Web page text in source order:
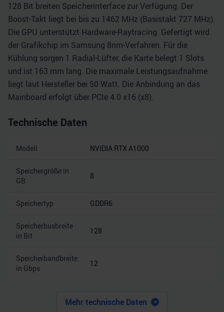
128 Bit breiten Speicherinterface zur Verfügung. Der
Boost-Takt liegt bei bis zu 1462 MHz (Basistakt 727 MHz).
Die GPU unterstützt Hardware-Raytracing. Gefertigt wird
der Grafikchip im Samsung 8nm-Verfahren. Für die
Kühlung sorgen 1 Radial-Lüfter, die Karte belegt 1 Slots
und ist 163 mm lang. Die maximale Leistungsaufnahme
liegt laut Hersteller bei 50 Watt. Die Anbindung an das
Mainboard erfolgt über PCIe 4.0 x16 (x8).
Technische Daten
Modell NVIDIA RTX A1000
Speichergröße in
GB
8
Speichertyp GDDR6
Speicherbusbreite
in Bit
128
Speicherbandbreite
in Gbps
12
Mehr technische Daten